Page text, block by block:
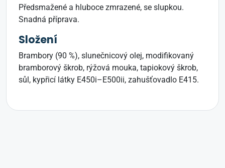
Předsmažené a hluboce zmrazené, se slupkou.
Snadná příprava.
Složení
Brambory (90 %), slunečnicový olej, modifikovaný
bramborový škrob, rýžová mouka, tapiokový škrob,
sůl, kypřicí látky E450i–E500ii, zahušťovadlo E415.